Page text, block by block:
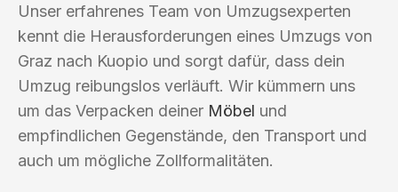
Unser erfahrenes Team von Umzugsexperten
kennt die Herausforderungen eines Umzugs von
Graz nach Kuopio und sorgt dafür, dass dein
Umzug reibungslos verläuft. Wir kümmern uns
um das Verpacken deiner Möbel und
empfindlichen Gegenstände, den Transport und
auch um mögliche Zollformalitäten.